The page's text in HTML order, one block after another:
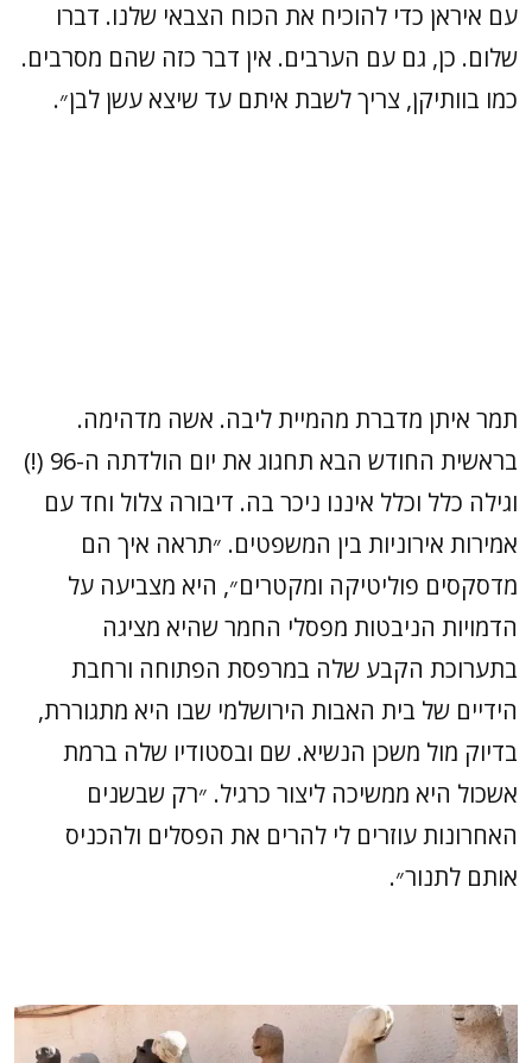
עם איראן כדי להוכיח את הכוח הצבאי שלנו. דברו
שלום. כן, גם עם הערבים. אין דבר כזה שהם מסרבים.
כמו בוותיקן, צריך לשבת איתם עד שיצא עשן לבן״.
תמר איתן מדברת מהמיית ליבה. אשה מדהימה.
בראשית החודש הבא תחגוג את יום הולדתה ה-96 (!)
וגילה כלל וכלל איננו ניכר בה. דיבורה צלול וחד עם
אמירות אירוניות בין המשפטים. ״תראה איך הם
מדסקסים פוליטיקה ומקטרים״, היא מצביעה על
הדמויות הניבטות מפסלי החמר שהיא מציגה
בתערוכת הקבע שלה במרפסת הפתוחה ורחבת
הידיים של בית האבות הירושלמי שבו היא מתגוררת,
בדיוק מול משכן הנשיא. שם ובסטודיו שלה ברמת
אשכול היא ממשיכה ליצור כרגיל. ״רק שבשנים
האחרונות עוזרים לי להרים את הפסלים ולהכניס
אותם לתנור״.